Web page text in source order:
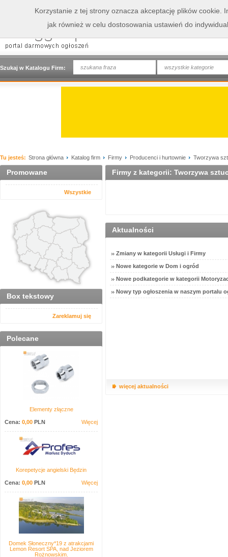
Szukaj w Katalogu Firm: wszystkie kategorie
Tu jesteś: Strona główna Katalog firm Firmy Producenci i hurtownie Tworzywa
Promowane
Wszystkie
Box tekstowy
Zareklamuj się
Polecane
Elementy złączne
Cena: 0,00 PLN Więcej
Korepetycje angielski Będzin
Cena: 0,00 PLN Więcej
Domek Słoneczny*19 z atrakcjami
Lemon Resort SPA, nad Jeziorem
Rożnowskim.
Firmy z kategorii: Tworzywa
Aktualności
Zmiany w kategorii Usługi i Firmy
Nowe kategorie w Dom i ogród
Nowe podkategorie w kategorii
Nowy typ ogłoszenia w naszym portalu
więcej aktualności
Korzystanie z tej strony oznacza akceptację plików cookie.
jak również w celu dostosowania ustawień do